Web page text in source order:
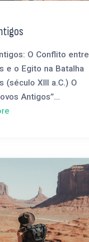
O Conflito entre
e o Egito na Batalha
(século XIII a.C.) O
Antigos”...